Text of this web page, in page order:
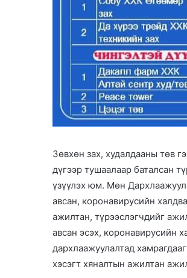
Зөвхөн зах, худалдааны төв
дүгээр тушаалаар баталсан
үзүүлэх юм. Мөн
авсан, коронавирусийн
ажилтан, түрээслэгчдийг
авсан эсэх, коронавирусийн
дархлаажуулалтад
хэсэгт хяналтын ажилтан